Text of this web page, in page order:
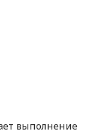
выполнение